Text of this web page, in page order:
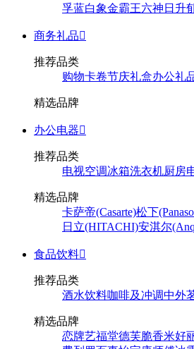
孚蓝白象金霸王六神 日升
商务礼品
推荐品类
购物卡卷节庆礼盒办公礼
精选品牌
办公电器
推荐品类
电视空调冰箱洗衣机厨房
精选品牌
卡萨帝(Casarte)松下
日立(HITACHI)安淇尔
食品饮料
推荐品类
酒水饮料咖啡及冲调中外
精选品牌
恋牌艺福堂德芙脆香米好